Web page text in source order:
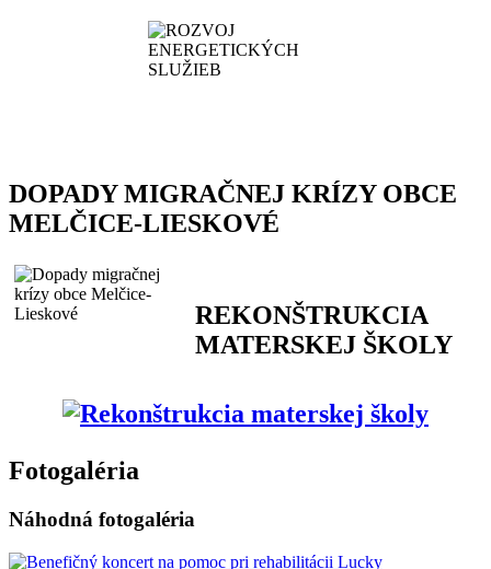
DOPADY MIGRAČNEJ KRÍZY OBCE
MELČICE-LIESKOVÉ
REKONŠTRUKCIA
MATERSKEJ ŠKOLY
Fotogaléria
Náhodná fotogaléria